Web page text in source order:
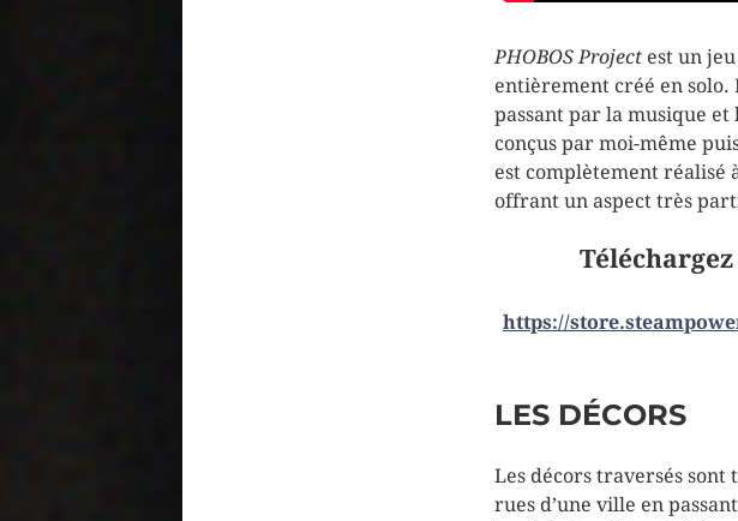
PHOBOS Project est un
entièrement créé en
passant par la musique et
conçus par moi-même
est complètement réalisé
offrant un aspect très
https://
LES DÉCORS
Les décors traversés sont
rues d’une ville en